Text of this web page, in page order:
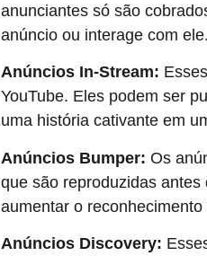
anunciantes só são
anúncio ou interage com ele.
Anúncios In-Stream:
YouTube. Eles podem ser
uma história cativante em
Anúncios Bumper: Os
que são reproduzidas
aumentar o reconhecimento
Anúncios Discovery: